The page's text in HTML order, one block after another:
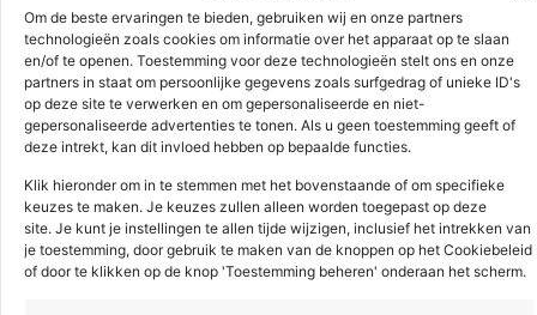
Om de beste ervaringen te bieden, gebruiken wij en onze partners
technologieën zoals cookies om informatie over het apparaat op te slaan
en/of te openen. Toestemming voor deze technologieën stelt ons en onze
partners in staat om persoonlijke gegevens zoals surfgedrag of unieke ID's
op deze site te verwerken en om gepersonaliseerde en niet-
gepersonaliseerde advertenties te tonen. Als u geen toestemming geeft of
deze intrekt, kan dit invloed hebben op bepaalde functies.
Klik hieronder om in te stemmen met het bovenstaande of om specifieke
keuzes te maken. Je keuzes zullen alleen worden toegepast op deze
site. Je kunt je instellingen te allen tijde wijzigen, inclusief het intrekken van
je toestemming, door gebruik te maken van de knoppen op het Cookiebeleid
of door te klikken op de knop 'Toestemming beheren' onderaan het scherm.
Tijdens dit webinar maak je in 30 minuten kennis met
ActoBusiness, de online totaaloplossing voor jouw hele
organisatie.
Webinar Calculeren